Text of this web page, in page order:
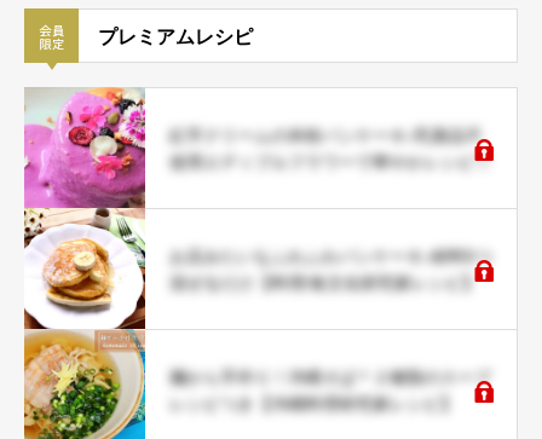
プレミアムレシピ
紅芋クリームの米粉パンケーキ♪乳製品不
使用エディブルフラワーで華やかレシピ♡
お店みたいなふわふわパンケーキ♪材料5つ
混ぜるだけ【料理/食文化研究家レシピ】
麺から手作り！沖縄そば＊２種類のスープ
レシピつき【沖縄料理研究家レシピ】